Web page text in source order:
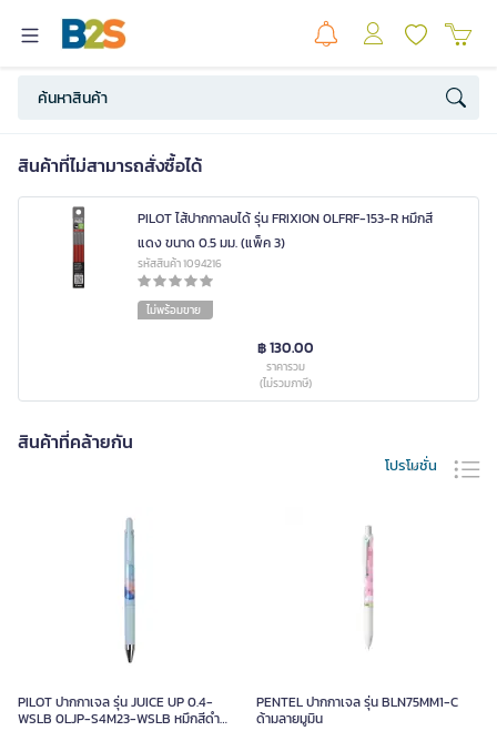
สินค้าที่ไม่สามารถสั่งซื้อได้
PILOT ไส้ปากกาลบได้ รุ่น FRIXION 0LFRF-153-R หมึกสี
แดง ขนาด 0.5 มม. (แพ็ค 3)
รหัสสินค้า 1094216
ไม่พร้อมขาย
฿ 130.00
ราคารวม
(ไม่รวมภาษี)
สินค้าที่คล้ายกัน
โปรโมชั่น
PILOT ปากกาเจล รุ่น JUICE UP 0.4-
WSLB 0LJP-S4M23-WSLB หมึกสีดำ
PENTEL ปากกาเจล รุ่น BLN75MM1-C
ด้ามลายมูมิน